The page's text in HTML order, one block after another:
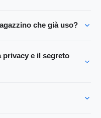
che già uso?
privacy e il segreto